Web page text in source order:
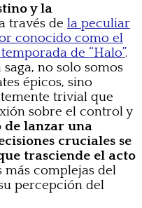
y la
través de la peculiar
conocido como el
de “Halo”.
no solo somos
épicos, sino
trivial que
sobre el control y
de lanzar una
cruciales se
trasciende el acto
más complejas del
percepción del